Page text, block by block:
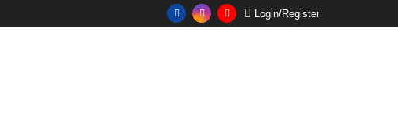
Login/Register